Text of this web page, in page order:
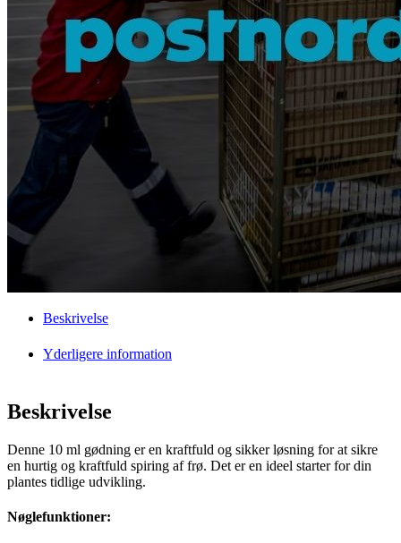
Beskrivelse
Yderligere information
Beskrivelse
Denne 10 ml gødning er en kraftfuld og sikker løsning for at sikre
en hurtig og kraftfuld spiring af frø. Det er en ideel starter for din
plantes tidlige udvikling.
Nøglefunktioner: